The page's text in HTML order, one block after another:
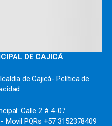
DE CAJICÁ
de Cajicá- Política de
Calle 2 # 4-07
Movil PQRs +57 3152378409